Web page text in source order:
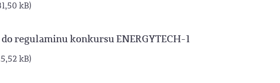
kB)
regulaminu konkursu ENERGYTECH-1
kB)